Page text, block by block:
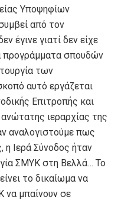
Υποψηφίων
από τον
έγινε γιατί δεν είχε
προγράμματα σπουδών
των
αυτό εργάζεται
Επιτροπής και
ιεραρχίας της
αναλογιστούμε πως
η Ιερά Σύνοδος ήταν
ΣΜΥΚ στη Βελλά… Το
το δικαίωμα να
να μπαίνουν σε